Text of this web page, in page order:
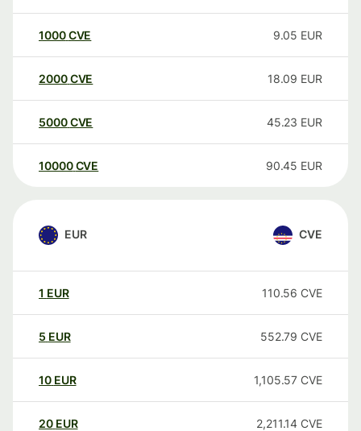
1000CVE 9.05 EUR
2000CVE 18.09 EUR
5000CVE 45.23 EUR
10000 CVE 90.45 EUR
EUR CVE
1 EUR 110.56 CVE
5 EUR 552.79 CVE
10 EUR 1,105.57 CVE
20 EUR 2,211.14 CVE